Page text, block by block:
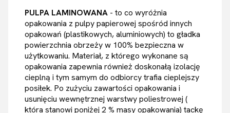
PULPA LAMINOWANA - to co wyróżnia
opakowania z pulpy papierowej spośród innych
opakowań (plastikowych, aluminiowych) to gładka
powierzchnia obrzeży w 100% bezpieczna w
użytkowaniu. Materiał, z którego wykonane są
opakowania zapewnia również doskonałą izolację
cieplną i tym samym do odbiorcy trafia cieplejszy
posiłek. Po zużyciu zawartości opakowania i
usunięciu wewnętrznej warstwy poliestrowej (
która stanowi poniżej 2 % masy opakowania) tackę